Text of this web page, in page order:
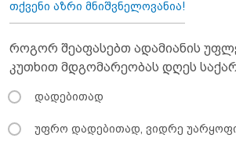
თქვენი აზრი მნიშვნელოვანია!
როგორ შეაფასებთ ადამიანის
კუთხით მდგომარეობას დღეს
დადებითად
უფრო დადებითად, ვიდრე